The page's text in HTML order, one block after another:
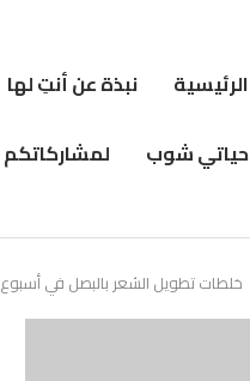
الرئيسية نبذة عن أنتِ لها
حياتي شوب
لمشاركاتكم
خلطات تطويل الشعر بالبصل في أسبوع